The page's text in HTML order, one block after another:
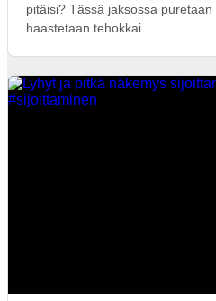
pitäisi? Tässä jaksossa
haastetaan tehokkai...